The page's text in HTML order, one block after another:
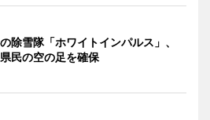
除雪隊「ホワイトインパルス」、
民の空の足を確保